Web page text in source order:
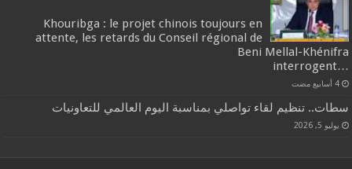
Khouribga : le projet chinois toujours en
attente, les retards du Conseil régional de
Beni Mellal-Khénifra
…interrogent
‏4 أسابيع مضت
سطات.. تنظيم لقاء تواصلي بمناسبة اليوم العالمي للتعاونيات
يوليو 5, 2026